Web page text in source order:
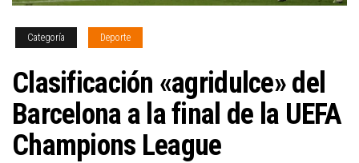
Categoría Deporte
Clasificación «agridulce» del
Barcelona a la final de la UEFA
Champions League